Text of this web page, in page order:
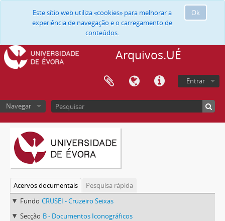
Ok
Este sítio web utiliza «cookies» para melhorar a
experiência de navegação e o carregamento de
conteúdos.
Arquivos.UÉ
Entrar
Navegar
Acervos documentais
Pesquisa rápida
Fundo CRUSEI - Cruzeiro Seixas
Secção B - Documentos Iconográficos